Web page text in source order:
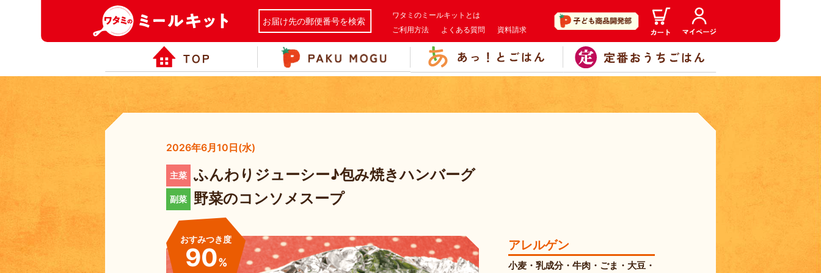
お届け先の郵便番号を検索
ワタミのミールキットとは
ご利用方法
よくある質問 資料請求
2026年6月10日(水)
ふんわりジューシー♪包み焼きハンバーグ
野菜のコンソメスープ
おすみつき度
90%
アレルゲン
小麦・乳成分・牛肉・ごま・大豆・